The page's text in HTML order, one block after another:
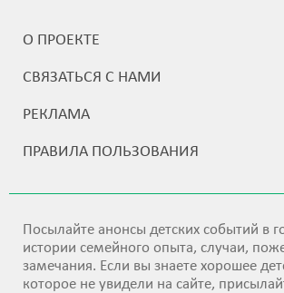
О ПРОЕКТЕ
СВЯЗАТЬСЯ С НАМИ
РЕКЛАМА
ПРАВИЛА ПОЛЬЗОВАНИЯ
Посылайте анонсы детских событий в
истории семейного опыта, случаи,
замечания. Если вы знаете хорошее
которое не увидели на сайте,